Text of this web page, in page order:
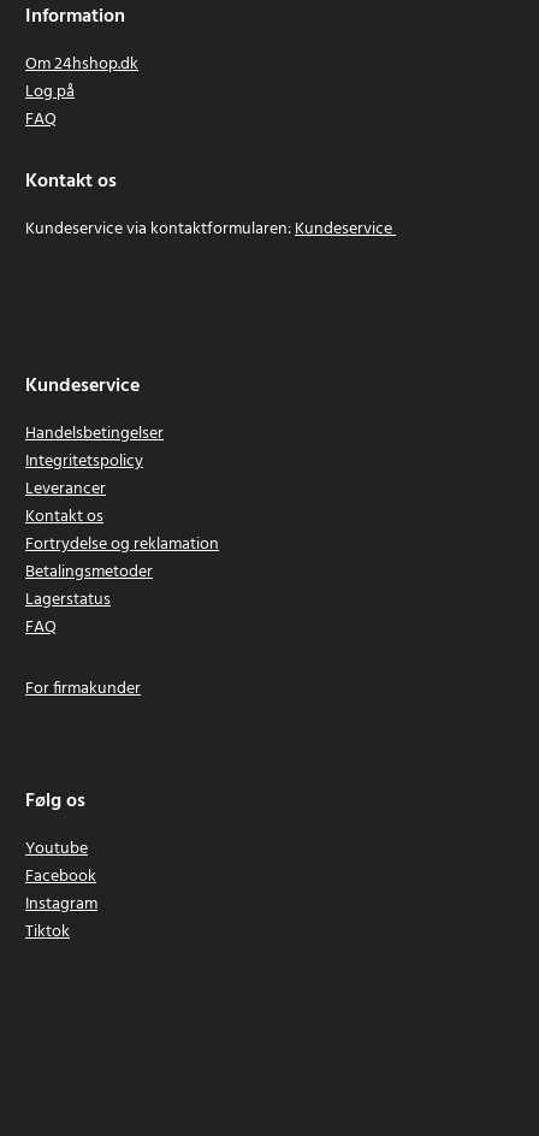
Information
Om 24hshop.dk
Log på
FAQ
Kontakt os
Kundeservice via kontaktformularen:Kundeservice
Kundeservice
Handelsbetingelser
Integritetspolicy
Leverancer
Kontakt os
Fortrydelse og reklamation
Betalingsmetoder
Lagerstatus
FAQ
For firmakunder
Følg os
Youtube
Facebook
Instagram
Tiktok